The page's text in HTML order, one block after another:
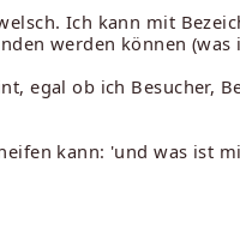
Ich kann mit
werden können (was
egal ob ich Besucher,
kann: 'und was ist